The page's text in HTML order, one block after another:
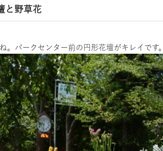
と野草花
。パークセンター前の円形花壇がキレイです。